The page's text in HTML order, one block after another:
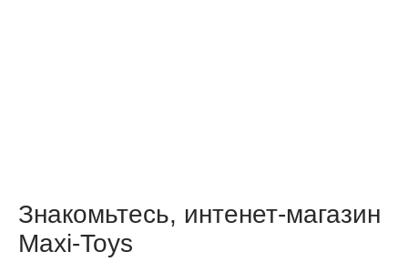
Знакомьтесь, интенет-магазин
Maxi-Toys